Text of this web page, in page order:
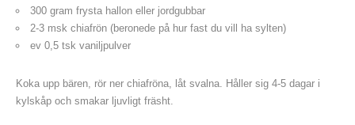
300 gram frysta hallon eller jordgubbar
2-3 msk chiafrön (beronede på hur fast du vill ha sylten)
ev 0,5 tsk vaniljpulver
Koka upp bären, rör ner chiafröna, låt svalna. Håller sig 4-5 dagar i
kylskåp och smakar ljuvligt fräsht.